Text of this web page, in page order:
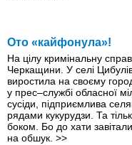
Ото «кайфонула»!
На цілу кримінальну
Черкащини. У селі
виростила на своєму
у прес–службі обласної
сусіди, підприємлива
рядами кукурудзи. Та
боком. Бо до хати
на обшук. >>